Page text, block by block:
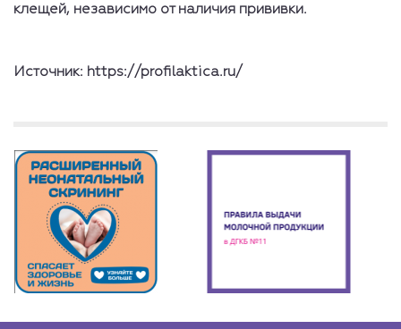
клещей, независимо от наличия прививки.
Источник: https://profilaktica.ru/